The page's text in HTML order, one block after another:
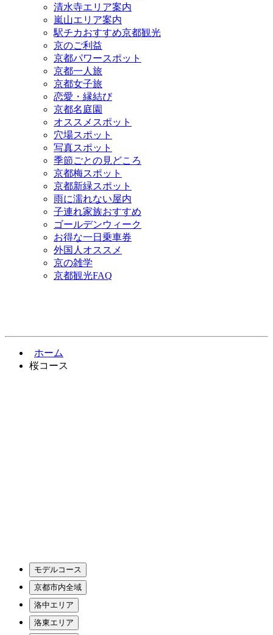
清水寺エリア案内
嵐山エリア案内
駅チカおすすめ京都観光
京のご利益
京都パワースポット
京都一人旅
京都女子旅
恋愛・縁結び
京都名庭園
オススメスポット
穴場スポット
写真スポット
季節ごとの見どころ
京都梅スポット
京都新緑スポット
雨に濡れない屋内
子連れ家族おすすめ
ゴールデンウィーク
お得な一日乗車券
外国人オススメ
京の雑学
京都観光FAQ
ホーム
桜コース
モデルコース
京都市内全域
洛中エリア
洛東エリア